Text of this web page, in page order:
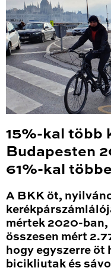
15%-kal több
Budapesten
61%-kal
A BKK öt,
mértek 2020-ban,
összesen mért
hogy egyszerre
bicikliutak és